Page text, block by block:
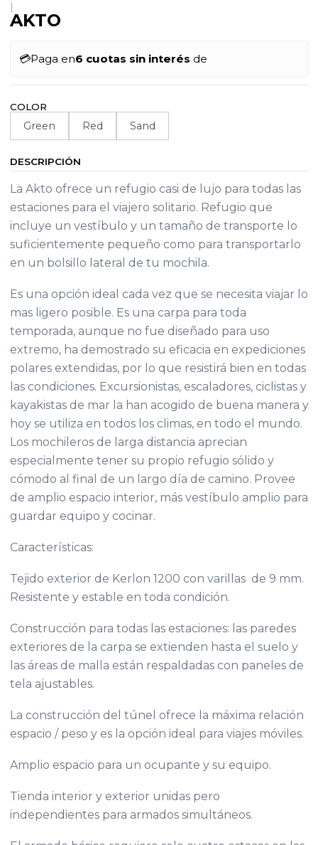
|
AKTO
💳Paga en6 cuotas sin interés de
COLOR
Green Red Sand
DESCRIPCIÓN
La Akto ofrece un refugio casi de lujo para todas las
estaciones para el viajero solitario. Refugio que
incluye un vestíbulo y un tamaño de transporte lo
suficientemente pequeño como para transportarlo
en un bolsillo lateral de tu mochila.
Es una opción ideal cada vez que se necesita viajar lo
mas ligero posible. Es una carpa para toda
temporada, aunque no fue diseñado para uso
extremo, ha demostrado su eficacia en expediciones
polares extendidas, por lo que resistirá bien en todas
las condiciones. Excursionistas, escaladores, ciclistas y
kayakistas de mar la han acogido de buena manera y
hoy se utiliza en todos los climas, en todo el mundo.
Los mochileros de larga distancia aprecian
especialmente tener su propio refugio sólido y
cómodo al final de un largo día de camino. Provee
de amplio espacio interior, más vestíbulo amplio para
guardar equipo y cocinar.
Características:
Tejido exterior de Kerlon 1200 con varillas de 9 mm.
Resistente y estable en toda condición.
Construcción para todas las estaciones: las paredes
exteriores de la carpa se extienden hasta el suelo y
las áreas de malla están respaldadas con paneles de
tela ajustables.
La construcción del túnel ofrece la máxima relación
espacio / peso y es la opción ideal para viajes móviles.
Amplio espacio para un ocupante y su equipo.
Tienda interior y exterior unidas pero
independientes para armados simultáneos.